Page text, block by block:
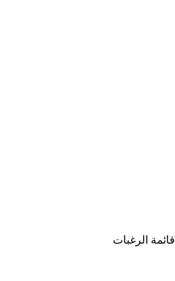
قائمة الرغبات